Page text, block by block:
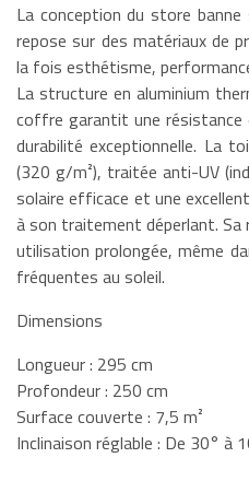
La conception du store
repose sur des matériaux de
la fois esthétisme,
La structure en aluminium
coffre garantit une
durabilité exceptionnelle. La
(320 g/m²), traitée anti-UV
solaire efficace et une
à son traitement déperlant.
utilisation prolongée, même
fréquentes au soleil.
Dimensions
Longueur : 295 cm
Profondeur : 250 cm
Surface couverte : 7,5 m²
Inclinaison réglable : De 30° à